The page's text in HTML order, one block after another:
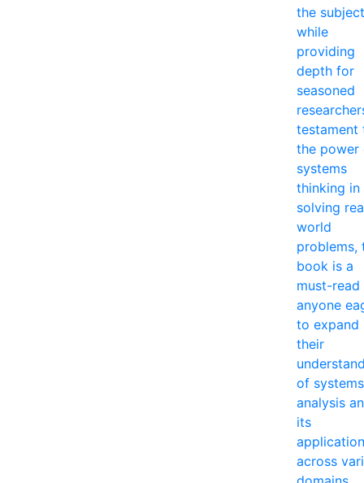
the subject
while
providing
depth for
seasoned
testament
the power
systems
thinking in
solving
world
problems,
book is a
must-
anyone
to expand
their
of systems
analysis
its
across